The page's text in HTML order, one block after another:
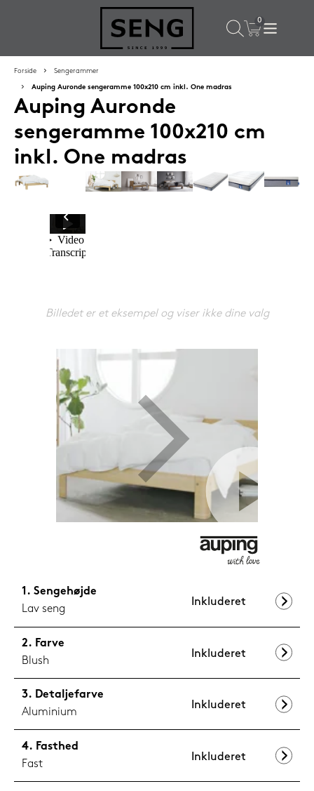
SENG PureRest hovedpude 40x60 cm
Forside Sengerammer
Auping Auronde sengeramme 100x210 cm inkl. One madras
Auping Auronde
sengeramme 100x210 cm
inkl. One madras
Billedet er et eksempel og viser ikke dine valg
Sengehøjde
Lav seng
Inkluderet
Farve
Blush
Inkluderet
Detaljefarve
Aluminium
Inkluderet
Fasthed
Fast
Inkluderet